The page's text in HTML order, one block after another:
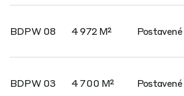
BDPW 08 4 972 M² Postavené
BDPW 03 4 700 M² Postavené